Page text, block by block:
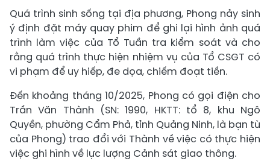
Quá trình sinh sống tại địa phương, Phong nảy sinh
ý định đặt máy quay phim để ghi lại hình ảnh quá
trình làm việc của Tổ Tuần tra kiểm soát và cho
rằng quá trình thực hiện nhiệm vụ của Tổ CSGT có
vi phạm để uy hiếp, đe dọa, chiếm đoạt tiền.
Đến khoảng tháng 10/2025, Phong có gọi điện cho
Trần Văn Thành (SN: 1990, HKTT: tổ 8, khu Ngô
Quyền, phường Cẩm Phả, tỉnh Quảng Ninh, là bạn tù
của Phong) trao đổi với Thành về việc có thực hiện
việc ghi hình về lực lượng Cảnh sát giao thông.